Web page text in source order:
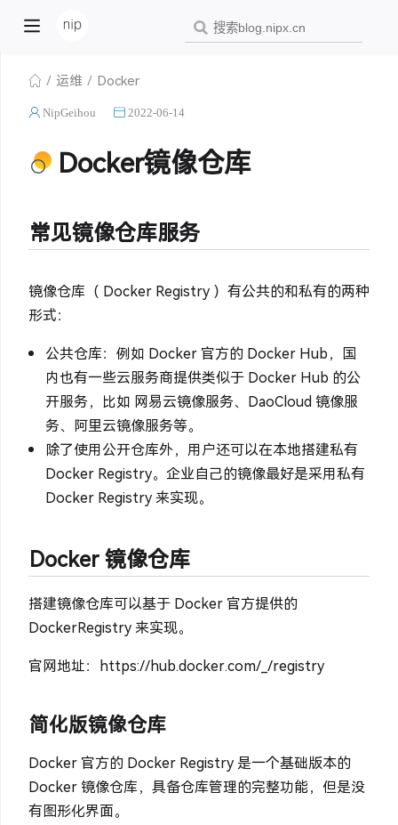
运维 Docker
NipGeihou 2022-06-14
Docker镜像仓库
常见镜像仓库服务
镜像仓库（ Docker Registry ）有公共的和私有的两种
形式：
公共仓库：例如 Docker 官方的 Docker Hub，国
内也有一些云服务商提供类似于 Docker Hub 的公
开服务，比如 网易云镜像服务、DaoCloud 镜像服
务、阿里云镜像服务等。
除了使用公开仓库外，用户还可以在本地搭建私有
Docker Registry。企业自己的镜像最好是采用私有
Docker Registry 来实现。
Docker 镜像仓库
搭建镜像仓库可以基于 Docker 官方提供的
DockerRegistry 来实现。
官网地址：https://hub.docker.com/_/registry
简化版镜像仓库
Docker 官方的 Docker Registry 是一个基础版本的
Docker 镜像仓库，具备仓库管理的完整功能，但是没
有图形化界面。